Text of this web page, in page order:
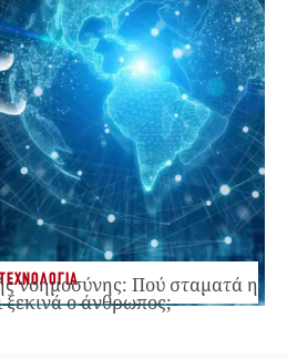
νοημοσύνης: Πού σταματά η
ξεκινά ο άνθρωπος;